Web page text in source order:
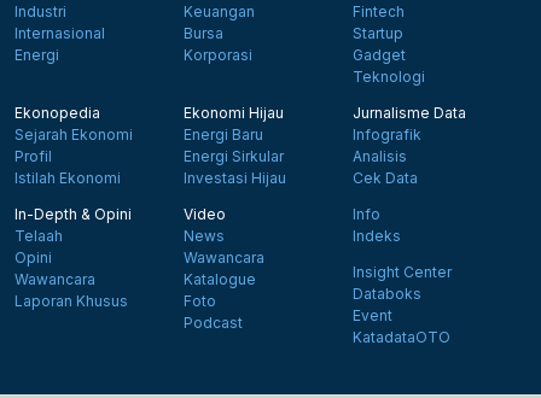
Industri
Internasional
Energi
Keuangan
Bursa
Korporasi
Fintech
Startup
Gadget
Teknologi
Ekonopedia
Sejarah Ekonomi
Profil
Istilah Ekonomi
Ekonomi Hijau
Energi Baru
Energi Sirkular
Investasi Hijau
Jurnalisme Data
Infografik
Analisis
Cek Data
In-Depth & Opini
Telaah
Opini
Wawancara
Laporan Khusus
Video
News
Wawancara
Katalogue
Foto
Podcast
Info
Indeks
Insight Center
Databoks
Event
KatadataOTO